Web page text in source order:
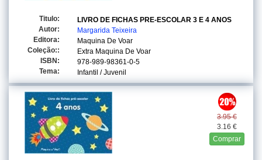
Titulo:
LIVRO DE FICHAS PRE-ESCOLAR 3 E 4 ANOS
Autor:
Margarida Teixeira
Editora:
Maquina De Voar
Coleção::
Extra Maquina De Voar
ISBN:
978-989-98361-0-5
Tema:
Infantil / Juvenil
3.95 €
3.16 €
Comprar